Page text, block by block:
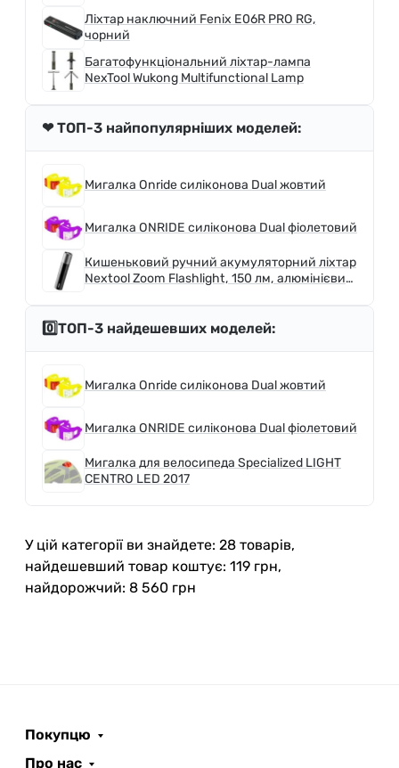
Ліхтар наключний Fenix E06R PRO RG,
чорний
Багатофункціональний ліхтар-лампа
NexTool Wukong Multifunctional Lamp
❤ ТОП-3 найпопулярніших моделей:
Мигалка Onride силіконова Dual жовтий
Мигалка ONRIDE силіконова Dual фіолетовий
Кишеньковий ручний акумуляторний ліхтар
Nextool Zoom Flashlight, 150 лм, алюмінієвий
0️⃣ТОП-3 найдешевших моделей:
Мигалка Onride силіконова Dual жовтий
Мигалка ONRIDE силіконова Dual фіолетовий
Мигалка для велосипеда Specialized LIGHT
CENTRO LED 2017
У цій категорії ви знайдете: 28 товарів,
найдешевший товар коштує: 119 грн,
найдорожчий: 8 560 грн
Покупцю
Про нас